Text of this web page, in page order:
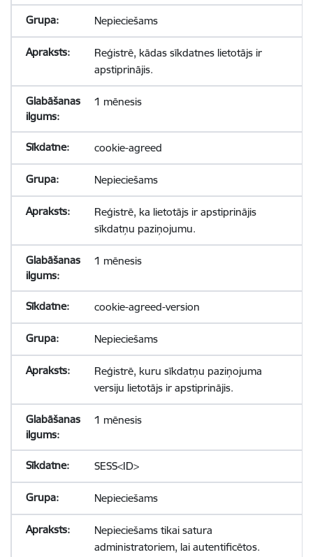
Nepieciešams
Reģistrē, kādas sīkdatnes lietotājs ir
apstiprinājis.
1 mēnesis
cookie-agreed
Nepieciešams
Reģistrē, ka lietotājs ir apstiprinājis
sīkdatņu paziņojumu.
1 mēnesis
cookie-agreed-version
Nepieciešams
Reģistrē, kuru sīkdatņu paziņojuma
versiju lietotājs ir apstiprinājis.
1 mēnesis
SESS<ID>
Nepieciešams
Nepieciešams tikai satura
administratoriem, lai autentificētos.